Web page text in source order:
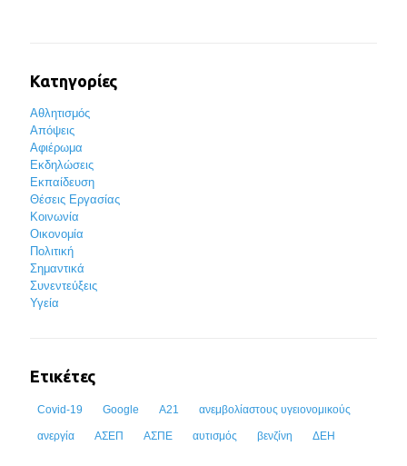
Κατηγορίες
Αθλητισμός
Απόψεις
Αφιέρωμα
Εκδηλώσεις
Εκπαίδευση
Θέσεις Εργασίας
Κοινωνία
Οικονομία
Πολιτική
Σημαντικά
Συνεντεύξεις
Υγεία
Ετικέτες
Covid-19 Google Α21 ανεμβολίαστους υγειονομικούς
ανεργία ΑΣΕΠ ΑΣΠΕ αυτισμός βενζίνη ΔΕΗ